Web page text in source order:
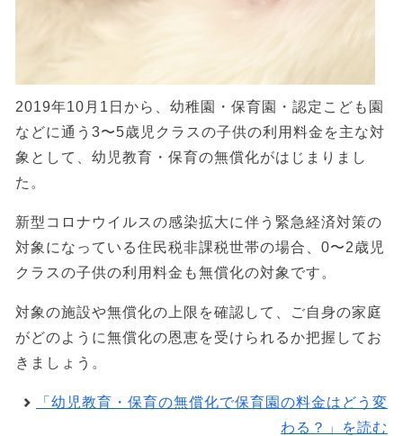
2019年10月1日から、幼稚園・保育園・認定こども園
などに通う3〜5歳児クラスの子供の利用料金を主な対
象として、幼児教育・保育の無償化がはじまりまし
た。
新型コロナウイルスの感染拡大に伴う緊急経済対策の
対象になっている住民税非課税世帯の場合、0〜2歳児
クラスの子供の利用料金も無償化の対象です。
対象の施設や無償化の上限を確認して、ご自身の家庭
がどのように無償化の恩恵を受けられるか把握してお
きましょう。
「幼児教育・保育の無償化で保育園の料金はどう変
わる？」を読む